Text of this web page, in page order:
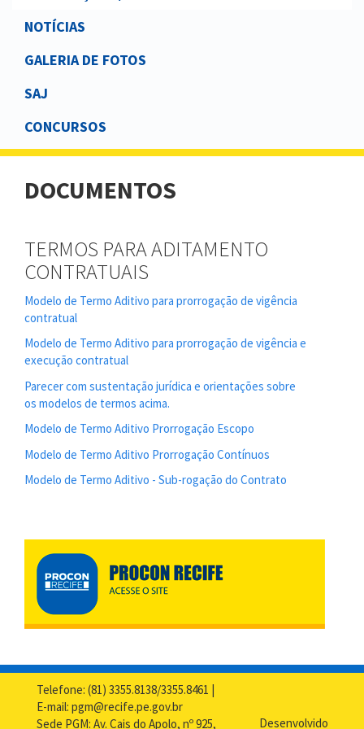
NOTÍCIAS
GALERIA DE FOTOS
SAJ
CONCURSOS
DOCUMENTOS
TERMOS PARA ADITAMENTO
CONTRATUAIS
Modelo de Termo Aditivo para prorrogação de vigência
contratual
Modelo de Termo Aditivo para prorrogação de vigência e
execução contratual
Parecer com sustentação jurídica e orientações sobre
os modelos de termos acima.
Modelo de Termo Aditivo Prorrogação Escopo
Modelo de Termo Aditivo Prorrogação Contínuos
Modelo de Termo Aditivo - Sub-rogação do Contrato
Telefone: (81) 3355.8138/3355.8461 |
E-mail: pgm@recife.pe.gov.br
Sede PGM: Av. Cais do Apolo, nº 925,
Desenvolvido